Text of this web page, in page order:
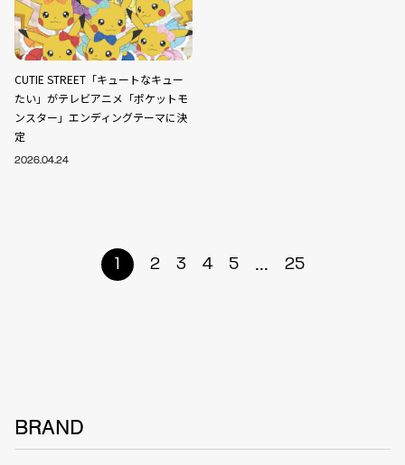
CUTIE STREET「キュートなキュー
たい」がテレビアニメ「ポケットモ
ンスター」エンディングテーマに決
定
2026.04.24
1 2 3 4 5 ... 25
BRAND